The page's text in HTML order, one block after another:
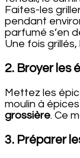
Faites-les
pendant
parfumé s’en
Une fois
2. Broyer les
Mettez les
moulin à
grossière. Ce
3. Préparer